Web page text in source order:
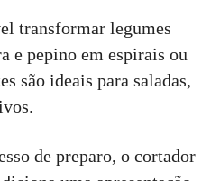
transformar legumes
e pepino em espirais ou
são ideais para saladas,
de preparo, o cortador